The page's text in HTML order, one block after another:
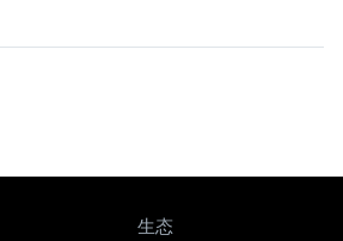
生态